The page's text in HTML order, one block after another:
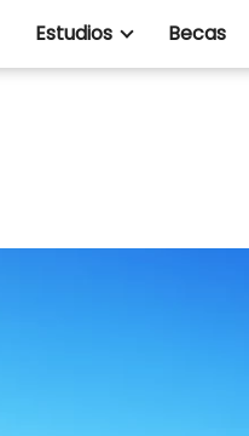
Estudios Becas